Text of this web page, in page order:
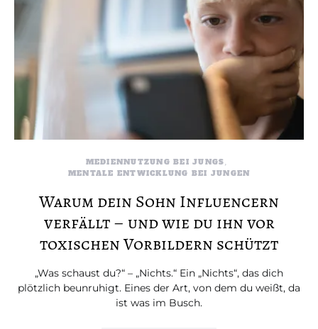
MEDIENNUTZUNG BEI JUNGS
MENTALE ENTWICKLUNG BEI JUNGEN
Warum dein Sohn Influencern
verfällt – und wie du ihn vor
toxischen Vorbildern schützt
„Was schaust du?“ – „Nichts.“ Ein „Nichts“, das dich
plötzlich beunruhigt. Eines der Art, von dem du weißt, da
ist was im Busch.